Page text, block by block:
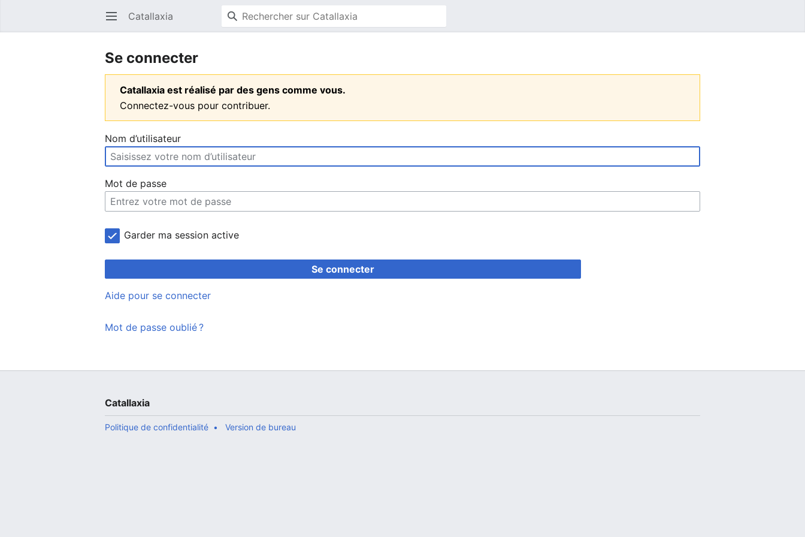
Ouvrir le menu principal Catallaxia
Se connecter
Catallaxia est réalisé par des gens comme vous.
Connectez-vous pour contribuer.
Nom d’utilisateur
Mot de passe
Garder ma session active
Se connecter
Aide pour se connecter
Mot de passe oublié ?
Catallaxia
Politique de confidentialité Version de bureau